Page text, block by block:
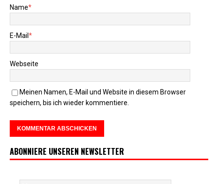
Name*
E-Mail *
Webseite
Meinen Namen, E-Mail und Website in diesem Browser
speichern, bis ich wieder kommentiere.
ABONNIERE UNSEREN NEWSLETTER